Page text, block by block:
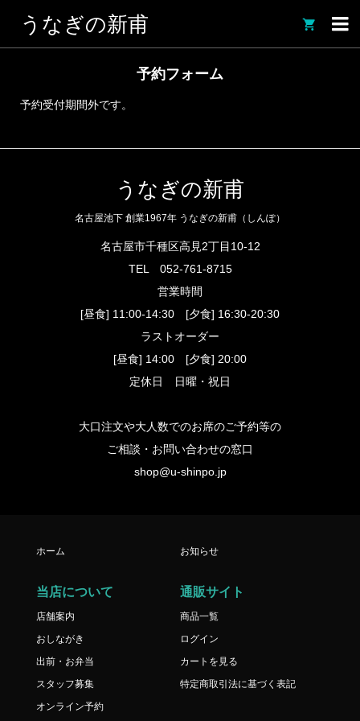
うなぎの新甫 
予約フォーム
予約受付期間外です。
うなぎの新甫
名古屋池下 創業1967年 うなぎの新甫（しんぽ）
名古屋市千種区高見2丁目10-12
TEL 052-761-8715
営業時間
[昼食] 11:00-14:30 [夕食] 16:30-20:30
ラストオーダー
[昼食] 14:00 [夕食] 20:00
定休日 日曜・祝日
大口注文や大人数でのお席のご予約等の
ご相談・お問い合わせの窓口
shop@u-shinpo.jp
ホーム お知らせ
当店について
店舗案内
おしながき
出前・お弁当
スタッフ募集
オンライン予約
通販サイト
商品一覧
ログイン
カートを見る
特定商取引法に基づく表記